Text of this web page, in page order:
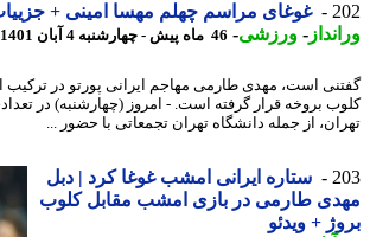
غوغای مراسم چهلم مهسا امینی + جزییات
-ورزشی-46 ماه پیش - چهارشنبه 4 آبان 1401، 23:33
است، مهدی طارمی مهاجم ایرانی پورتو در ترکیب اصلی
بروخه قرار گرفته است. - امروز (چهارشنبه) در تعدادی
از جمله دانشگاه تهران تجمعاتی با حضور ...
ستاره ایرانی امشب غوغا کرد | دبل
طارمی در بازی امشب مقابل کلوب
+ ویدئو